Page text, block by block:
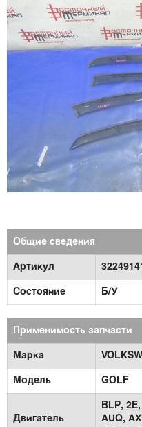
Общие сведения
Артикул 32249141
Состояние Б/У
Применимость запчасти
Марка
Модель GOLF
Двигатель
BLP, 2E,
AUQ,